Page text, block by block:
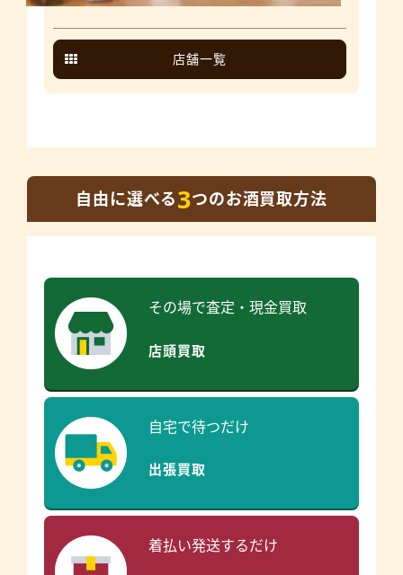
店舗一覧
自由に選べる3つのお酒買取方法
その場で査定・現金買取
店頭買取
自宅で待つだけ
出張買取
着払い発送するだけ